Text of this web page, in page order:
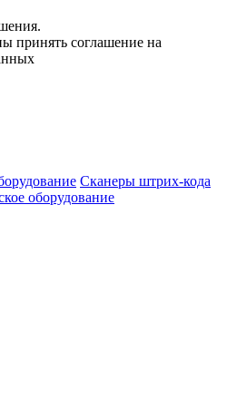
принять соглашение на
Сканеры штрих-кода
оборудование